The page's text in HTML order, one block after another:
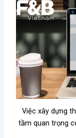
Việc xây dựng
tầm quan trọng